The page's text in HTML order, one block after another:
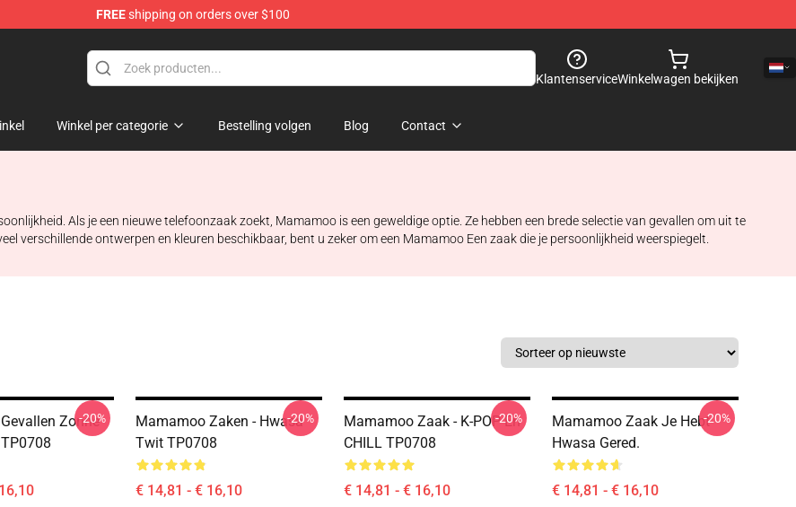
FREEshipping on orders over $100
KlantenserviceWinkelwagen bekijken
Winkel per categorie Bestelling volgen Blog Contact
Als je een nieuwe telefoonzaak zoekt, Mamamoo is een geweldige optie. Ze hebben een brede selectie van gevallen om uit te
verschillende ontwerpen en kleuren beschikbaar, bent u zeker om een Mamamoo Een zaak die je persoonlijkheid weerspiegelt.
Zonne
-20%
Mamamoo Zaken - Hwasa
Twit TP0708
€ 14,81 - € 16,10
-20%
Mamamoo Zaak - K-POP En
CHILL TP0708
€ 14,81 - € 16,10
-20%
Mamamoo Zaak Je Hebt
Hwasa Gered.
€ 14,81 - € 16,10
-20%